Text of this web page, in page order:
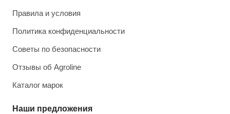
Правила и условия
Политика конфиденциальности
Советы по безопасности
Отзывы об Agroline
Каталог марок
Наши предложения